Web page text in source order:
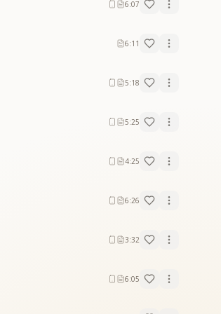
6:07
6:11
5:18
5:25
4:25
6:26
3:32
6:05